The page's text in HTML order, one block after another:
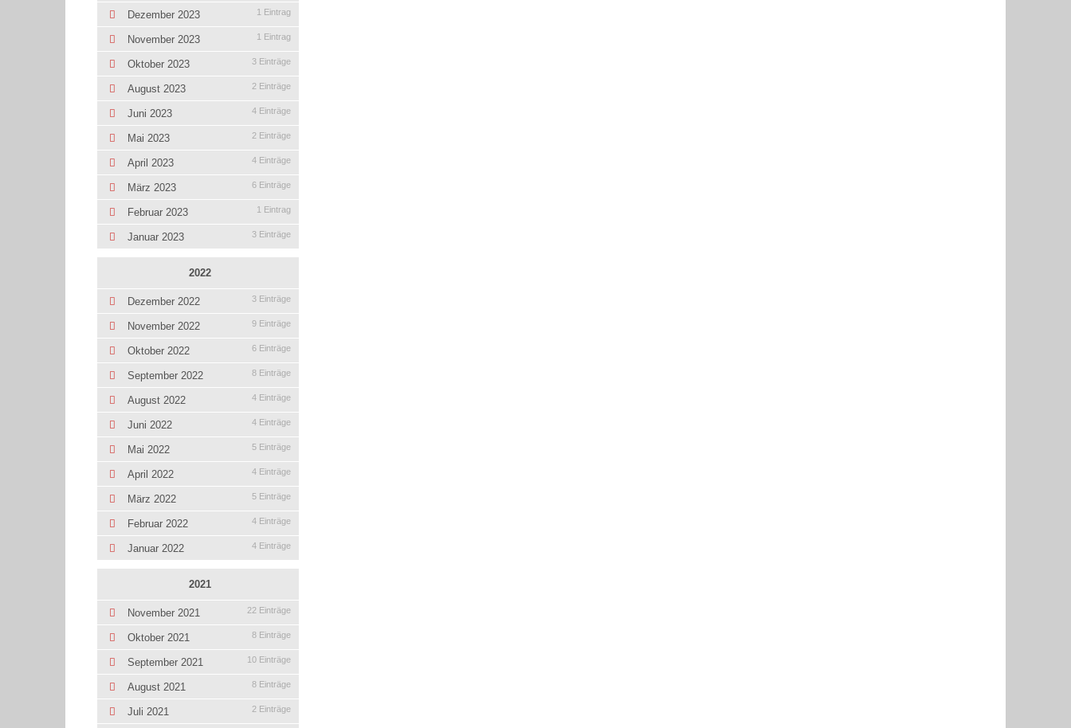
Dezember 2023 1 Eintrag
November 2023 1 Eintrag
Oktober 2023 3 Einträge
August 2023 2 Einträge
Juni 2023 4 Einträge
Mai 2023 2 Einträge
April 2023 4 Einträge
März 2023 6 Einträge
Februar 2023 1 Eintrag
Januar 2023 3 Einträge
2022
Dezember 2022 3 Einträge
November 2022 9 Einträge
Oktober 2022 6 Einträge
September 2022 8 Einträge
August 2022 4 Einträge
Juni 2022 4 Einträge
Mai 2022 5 Einträge
April 2022 4 Einträge
März 2022 5 Einträge
Februar 2022 4 Einträge
Januar 2022 4 Einträge
2021
November 2021 22 Einträge
Oktober 2021 8 Einträge
September 2021 10 Einträge
August 2021 8 Einträge
Juli 2021 2 Einträge